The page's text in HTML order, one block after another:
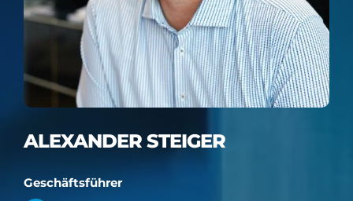
ALEXANDER STEIGER
Geschäftsführer